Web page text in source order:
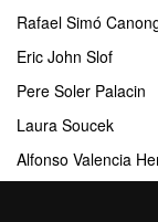
Rafael Simó
Eric John Slof
Pere Soler Palacin
Laura Soucek
Alfonso Valencia